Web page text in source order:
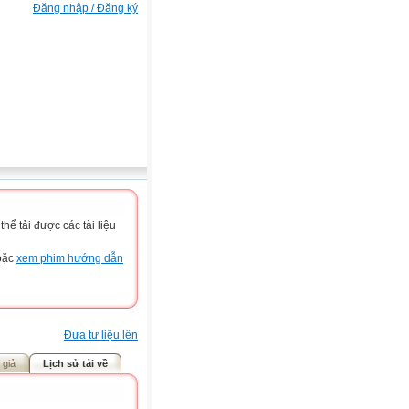
Đăng nhập / Đăng ký
tải được các tài liệu
xem phim hướng dẫn
Đưa tư liệu lên
giả Lịch sử tải về